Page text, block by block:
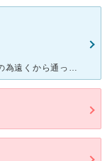
小児皮膚科と謳っていたので、子どもの診察の為遠くから通っていました。病院はとても有名で人気のため、いつも患者さんでいっぱいです。予約制になり待ち時間は少し少なくなりましたが、それでも結構待ちます。待合